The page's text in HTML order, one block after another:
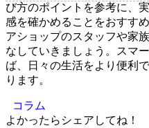
び方のポイントを参考に、
感を確かめることをおすす
アショップのスタッフや家
なしていきましょう。スマ
ば、日々の生活をより便利
ります。
コラム
よかったらシェアしてね！